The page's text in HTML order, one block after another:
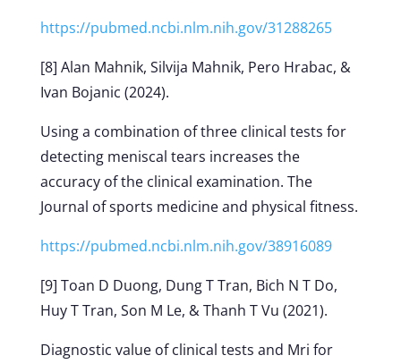
https://pubmed.ncbi.nlm.nih.gov/31288265
[8] Alan Mahnik, Silvija Mahnik, Pero Hrabac, &
Ivan Bojanic (2024).
Using a combination of three clinical tests for
detecting meniscal tears increases the
accuracy of the clinical examination. The
Journal of sports medicine and physical fitness.
https://pubmed.ncbi.nlm.nih.gov/38916089
[9] Toan D Duong, Dung T Tran, Bich N T Do,
Huy T Tran, Son M Le, & Thanh T Vu (2021).
Diagnostic value of clinical tests and Mri for